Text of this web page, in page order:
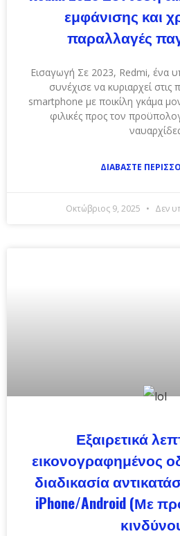
εμφάνισης και
παραλλαγές
Εισαγωγή Σε 2023, Redmi, ένα
συνέχισε να κυριαρχεί στις
smartphone με ποικίλη γκάμα
φιλικές προς τον
ΔΙΑΒΆΣΤΕ
Οκτώβριος 9, 2025 Δεν
Εξαιρετικά
εικονογραφημένος
διαδικασία
iPhone/Android (Με